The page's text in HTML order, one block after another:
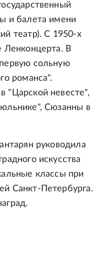
и балета имени
театр). С 1950-х
Ленконцерта. В
сольную
романса".
"Царской невесте",
Сюзанны в
руководила
искусства
классы при
Санкт-Петербурга.